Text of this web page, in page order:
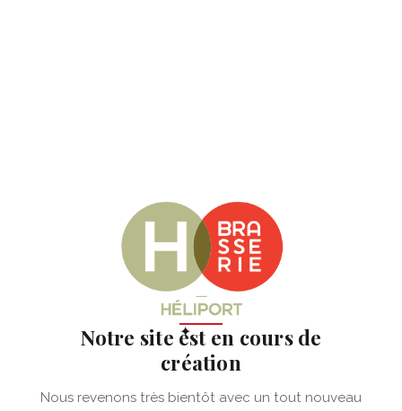
✦
Notre site est en cours de
création
Nous revenons très bientôt avec un tout nouveau